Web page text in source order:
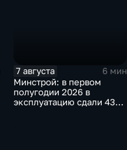
7 августа
6 мин
Минстрой: в первом
полугодии 2026 в
эксплуатацию сдали 43